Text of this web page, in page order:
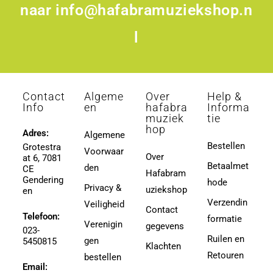
naar info@hafabramuziekshop.n
l
Contact
Info
Adres:
Grotestra
at 6, 7081
CE
Gendering
en
Telefoon:
023-
5450815
Email:
Algeme
en
Algemene
Voorwaar
den
Privacy &
Veiligheid
Verenigin
gen
bestellen
Over
hafabra
muziek
hop
Over
Hafabram
uziekshop
Contact
gegevens
Klachten
Help &
Informa
tie
Bestellen
Betaalmet
hode
Verzendin
formatie
Ruilen en
Retouren